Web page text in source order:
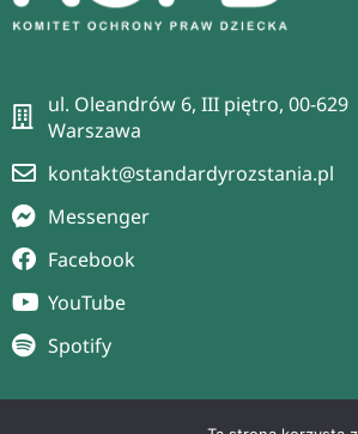
ul. Oleandrów 6, III piętro, 00-629
Warszawa
kontakt@standardyrozstania.pl
Messenger
Facebook
YouTube
Spotify